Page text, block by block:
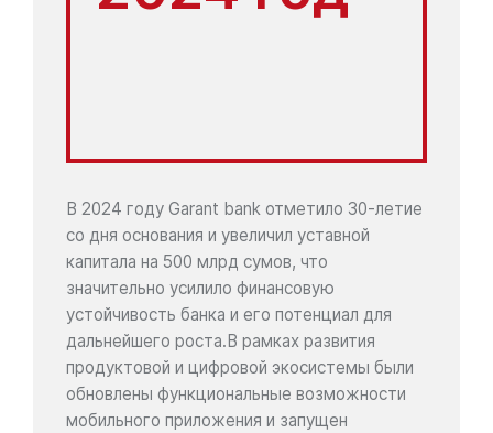
В 2024 году Garant bank отметило 30-летие
со дня основания и увеличил уставной
капитала на 500 млрд сумов, что
значительно усилило финансовую
устойчивость банка и его потенциал для
дальнейшего роста.В рамках развития
продуктовой и цифровой экосистемы были
обновлены функциональные возможности
мобильного приложения и запущен